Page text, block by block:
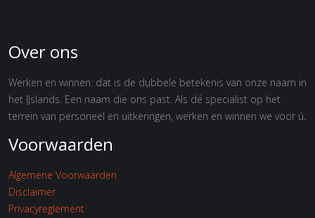
Over ons
Werken en winnen: dat is de dubbele betekenis van onze naam in
het IJslands. Een naam die ons past. Als dé specialist op het
terrein van personeel en uitkeringen, werken en winnen we voor ú.
Voorwaarden
Algemene Voorwaarden
Disclaimer
Privacyreglement